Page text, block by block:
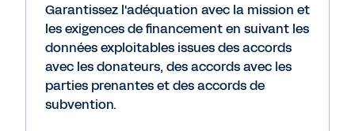
Garantissez l'adéquation avec la mission et
les exigences de financement en suivant les
données exploitables issues des accords
avec les donateurs, des accords avec les
parties prenantes et des accords de
subvention.